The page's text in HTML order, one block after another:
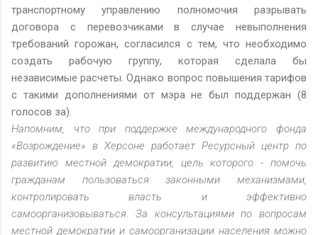
транспортному управлению полномочия разрывать
договора с перевозчиками в случае невыполнения
требований горожан, согласился с тем, что необходимо
создать рабочую группу, которая сделала бы
независимые расчеты. Однако вопрос повышения тарифов
с такими дополнениями от мэра не был поддержан (8
голосов за).
Напомним, что при поддержке международного фонда
«Возрождение» в Херсоне работает Ресурсный центр по
развитию местной демократии, цель которого - помочь
гражданам пользоваться законными механизмами,
контролировать власть и эффективно
самоорганизовываться. За консультациями по вопросам
местной демократии и самоорганизации населения можно